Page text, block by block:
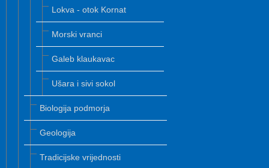
Lokva - otok Kornat
Morski vranci
Galeb klaukavac
Ušara i sivi sokol
Biologija podmorja
Geologija
Tradicijske vrijednosti